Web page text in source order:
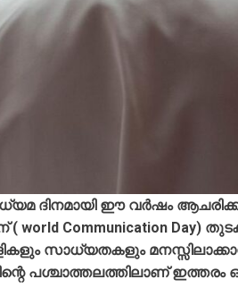
ദിനമായി ഈ വർഷം
( world Communication
സാധ്യതകളും
പശ്ചാത്തലത്തിലാണ് ഇത്തരം